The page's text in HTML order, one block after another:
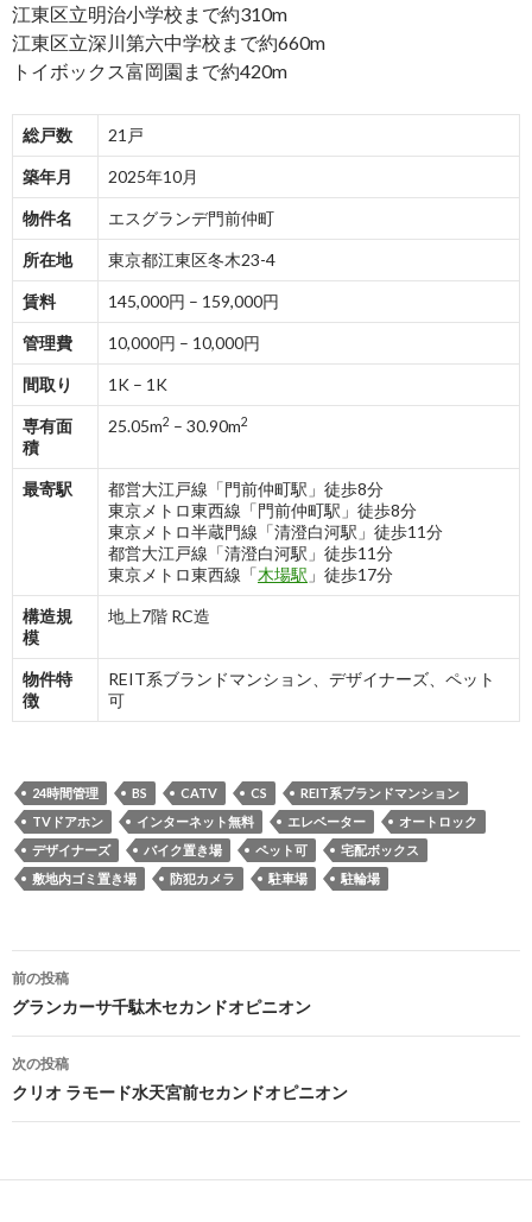
江東区立明治小学校まで約310m
江東区立深川第六中学校まで約660m
トイボックス富岡園まで約420m
総戸数 21戸
築年月 2025年10月
物件名 エスグランデ門前仲町
所在地 東京都江東区冬木23-4
賃料 145,000円 – 159,000円
管理費 10,000円 – 10,000円
間取り 1K – 1K
専有面
積
25.05m2 – 30.90m2
最寄駅
都営大江戸線「門前仲町駅」徒歩8分
東京メトロ東西線「門前仲町駅」徒歩8分
東京メトロ半蔵門線「清澄白河駅」徒歩11分
都営大江戸線「清澄白河駅」徒歩11分
東京メトロ東西線「木場駅 」徒歩17分
構造規
模
地上7階 RC造
物件特
徴
REIT系ブランドマンション、デザイナーズ、ペット
可
24時間管理 BS CATV CS
REIT系ブランドマンション
TVドアホン
インターネット無料 エレベーター
オートロック
デザイナーズ
バイク置き場 ペット可
宅配ボックス
敷地内ゴミ置き場
防犯カメラ 駐車場 駐輪場
投
稿
ナ
ビ
ゲ
ー
前の投稿
グランカーサ千駄木セカンドオピニオン
次の投稿
クリオ ラモード水天宮前セカンドオピニオン